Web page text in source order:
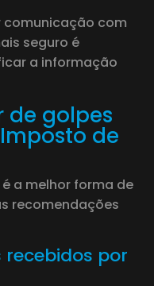
comunicação com
seguro é
a informação
de golpes
de
a melhor forma de
recomendações
recebidos por